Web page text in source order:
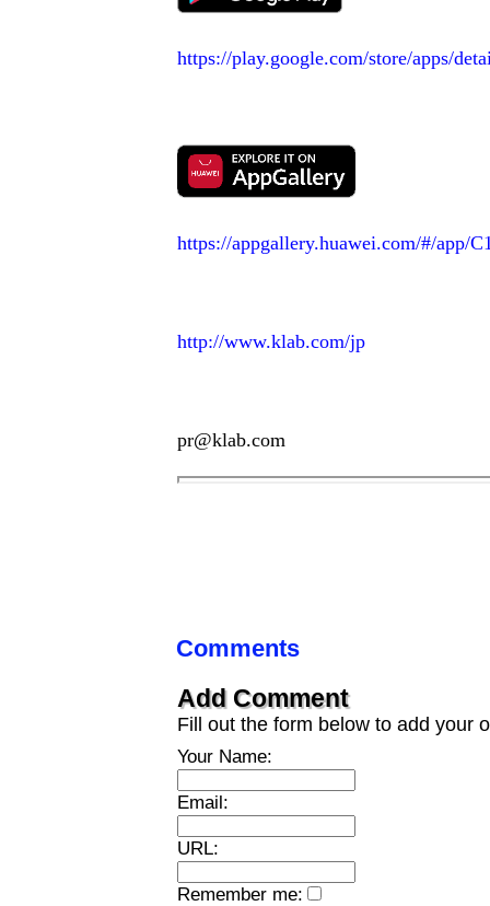
https://play.google.com/store/apps/
https://appgallery.huawei.com/#/app/
http://www.klab.com/jp
pr@klab.com
Comments
Add Comment
Fill out the form below to add your
Your Name:
Email:
URL:
Remember me: